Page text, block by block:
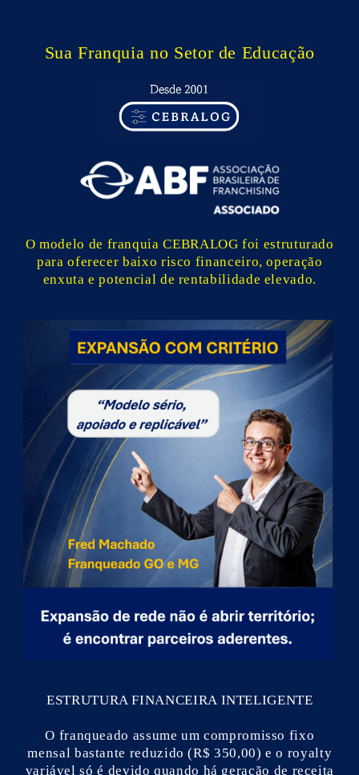
Sua Franquia no Setor de Educação
O modelo de franquia CEBRALOG foi estruturado
para oferecer baixo risco financeiro, operação
enxuta e potencial de rentabilidade elevado.
ESTRUTURA FINANCEIRA INTELIGENTE
O franqueado assume um compromisso fixo
mensal bastante reduzido (R$ 350,00) e o royalty
variável só é devido quando há geração de receita